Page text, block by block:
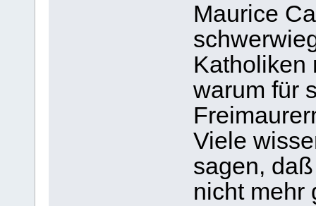
Maurice
Katholiken
warum für
Viele
sagen,
nicht mehr